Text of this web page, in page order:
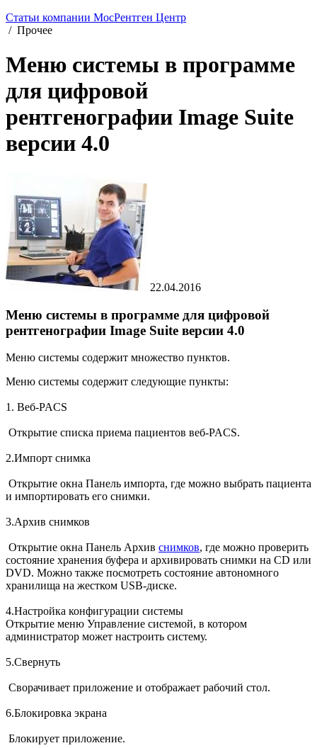
Статьи компании МосРентген Центр
/ Прочее
Меню системы в программе
для цифровой
рентгенографии Image Suite
версии 4.0
22.04.2016
Меню системы в программе для цифровой
рентгенографии Image Suite версии 4.0
Меню системы содержит множество пунктов.
Меню системы содержит следующие пункты:
1. Веб-PACS
Открытие списка приема пациентов веб-PACS.
2.Импорт снимка
Открытие окна Панель импорта, где можно выбрать пациента
и импортировать его снимки.
3.Архив снимков
Открытие окна Панель Архив снимков, где можно проверить
состояние хранения буфера и архивировать снимки на CD или
DVD. Можно также посмотреть состояние автономного
хранилища на жестком USB-диске.
4.Настройка конфигурации системы
Открытие меню Управление системой, в котором
администратор может настроить систему.
5.Свернуть
Сворачивает приложение и отображает рабочий стол.
6.Блокировка экрана
Блокирует приложение.